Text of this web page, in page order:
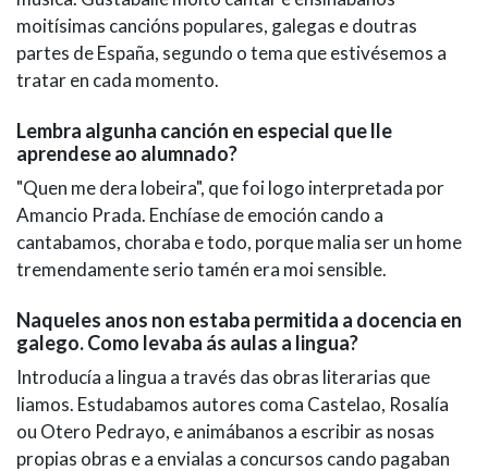
moitísimas cancións populares, galegas e doutras
partes de España, segundo o tema que estivésemos a
tratar en cada momento.
Lembra algunha canción en especial que lle
aprendese ao alumnado?
"Quen me dera lobeira", que foi logo interpretada por
Amancio Prada. Enchíase de emoción cando a
cantabamos, choraba e todo, porque malia ser un home
tremendamente serio tamén era moi sensible.
Naqueles anos non estaba permitida a docencia en
galego. Como levaba ás aulas a lingua?
Introducía a lingua a través das obras literarias que
liamos. Estudabamos autores coma Castelao, Rosalía
ou Otero Pedrayo, e animábanos a escribir as nosas
propias obras e a envialas a concursos cando pagaban